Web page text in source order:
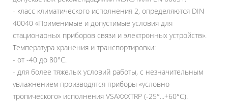
- класс климатического исполнения 2, определяются DIN
40040 «‎Применимые и допустимые условия для
стационарных приборов связи и электронных устройств»‎.
Температура хранения и транспортировки:
- от -40 до 80°C.
- для более тяжелых условий работы, с незначительным
увлажнением производятся приборы «‎условно
тропического»‎ исполнения VSAXXXTRP (-25°...+60°C).